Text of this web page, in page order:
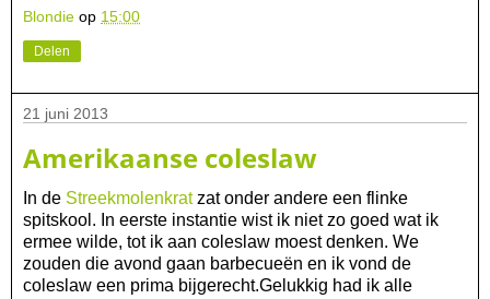
Blondie op 15:00
Delen
21 juni 2013
Amerikaanse coleslaw
In de Streekmolenkratzat onder andere een flinke
spitskool. In eerste instantie wist ik niet zo goed wat ik
ermee wilde, tot ik aan coleslaw moest denken. We
zouden die avond gaan barbecueën en ik vond de
coleslaw een prima bijgerecht.Gelukkig had ik alle